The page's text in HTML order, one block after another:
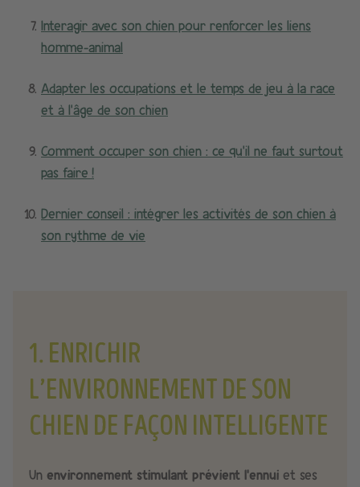
Interagir avec son chien pour renforcer les liens
homme-animal
Adapter les occupations et le temps de jeu à la race
et à l’âge de son chien
Comment occuper son chien : ce qu’il ne faut surtout
pas faire !
Dernier conseil : intégrer les activités de son chien à
son rythme de vie
1. ENRICHIR
L’ENVIRONNEMENT DE SON
CHIEN DE FAÇON INTELLIGENTE
Un environnement stimulant prévient l’ennui et ses